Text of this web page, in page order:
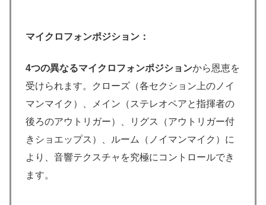
マイクロフォンポジション：
4つの異なるマイクロフォンポジションから恩恵を
受けられます。クローズ（各セクション上のノイ
マンマイク）、メイン（ステレオペアと指揮者の
後ろのアウトリガー）、リグス（アウトリガー付
きショエップス）、ルーム（ノイマンマイク）に
より、音響テクスチャを究極にコントロールでき
ます。